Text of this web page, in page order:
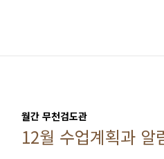
월간 무천검도관
12월 수업계획과 알